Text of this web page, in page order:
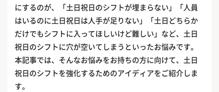
にするのが、「土日祝日のシフトが埋まらない」「人員
はいるのに土日祝日は人手が足りない」「土日どちらか
だけでもシフトに入ってほしいけど難しい」など、土日
祝日のシフトに穴が空いてしまうといったお悩みです。
本記事では、そんなお悩みをお持ちの方に向けて、土日
祝日のシフトを強化するためのアイディアをご紹介しま
す。